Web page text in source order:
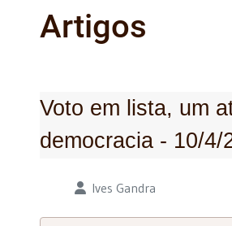
Artigos
Voto em lista, um
democracia - 10/4/
Detalhes Ives Gandra